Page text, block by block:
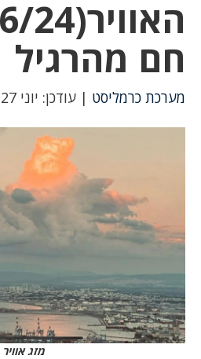
חם מהרגיל
מערכת כרמליסט | עודכן: יוני 27, 2024
מזג אוויר